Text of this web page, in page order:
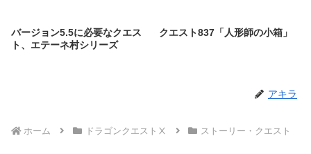
バージョン5.5に必要なクエス
ト、エテーネ村シリーズ
クエスト837「人形師の小箱」
アキラ
ホーム ドラゴンクエストⅩ ストーリー・クエスト